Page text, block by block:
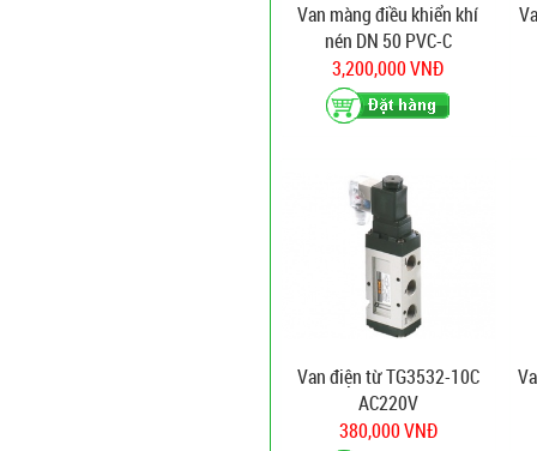
Van màng điều khiển khí
nén DN 50 PVC-C
3,200,000 VNĐ
Van điện từ TG3532-10C
AC220V
380,000 VNĐ